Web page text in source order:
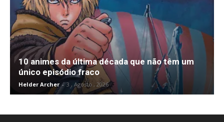
10 animes da última década que não têm um
único episódio fraco
Helder Archer - 3 , Agosto , 2026